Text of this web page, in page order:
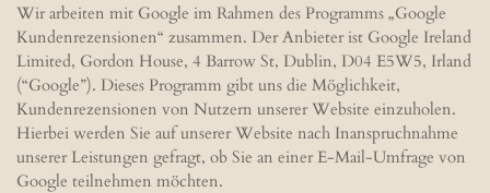
Wir arbeiten mit Google im Rahmen des Programms „Google
Kundenrezensionen“ zusammen. Der Anbieter ist Google Ireland
Limited, Gordon House, 4 Barrow St, Dublin, D04 E5W5, Irland
(“Google”). Dieses Programm gibt uns die Möglichkeit,
Kundenrezensionen von Nutzern unserer Website einzuholen.
Hierbei werden Sie auf unserer Website nach Inanspruchnahme
unserer Leistungen gefragt, ob Sie an einer E-Mail-Umfrage von
Google teilnehmen möchten.